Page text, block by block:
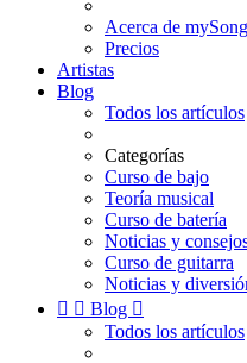
Acerca de
Precios
Artistas
Blog
Todos los artículos
Categorías
Curso de bajo
Teoría musical
Curso de batería
Noticias y
Curso de guitarra
Noticias y
  Blog 
Todos los artículos